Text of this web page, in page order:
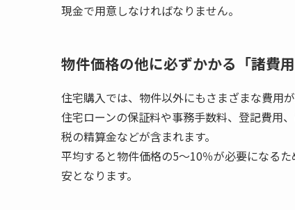
現金で用意しなければなりません。
物件価格の他に必ずかかる「諸費用
住宅購入では、物件以外にもさまざまな費用が
住宅ローンの保証料や事務手数料、登記費用
税の精算金などが含まれます。
平均すると物件価格の5〜10％が必要になる
安となります。